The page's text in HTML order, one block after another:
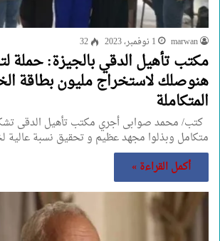
marwan 1 نوفمبر، 2023 32
مكتب تأهيل الدقي بالجيزة: حملة
هنوصلك لاستخراج مليون بطاقة
المتكاملة
كتب/ محمد صوابى أجري مكتب تأهيل الدقى
متكامل وبذلوا مجهد عظيم و تحقيق نسبة
أكمل القراءة »